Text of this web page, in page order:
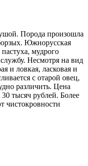
Порода произошла
Южнорусская
мудрого
Несмотря на вид
и ловкая, ласковая и
с отарой овец,
различить. Цена
тысяч рублей. Более
чистокровности